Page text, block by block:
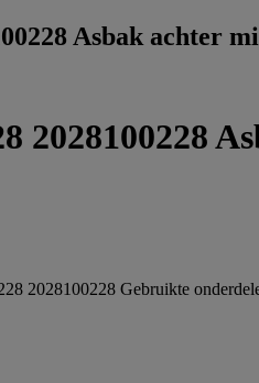
Asbak achter
2028100228
2028100228 Gebruikte